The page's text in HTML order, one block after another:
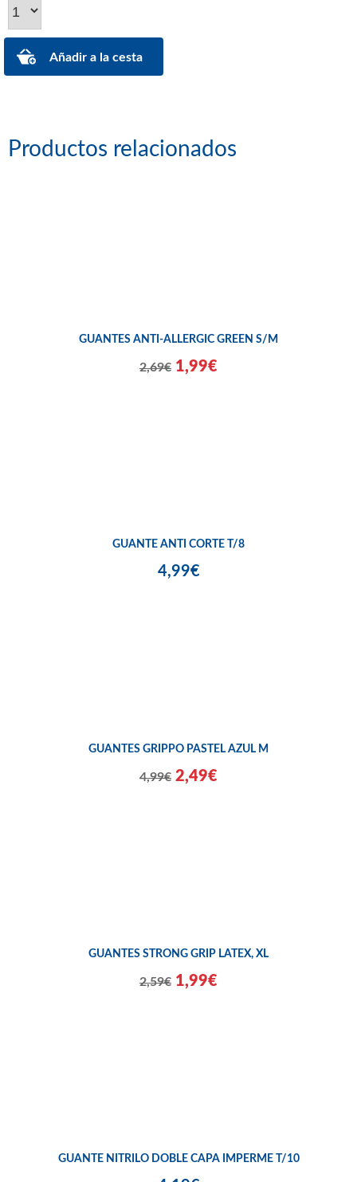
Productos relacionados
GUANTES ANTI-ALLERGIC GREEN S/M
2,69€ 1,99€
GUANTE ANTI CORTE T/8
4,99€
GUANTES GRIPPO PASTEL AZUL M
4,99€ 2,49€
GUANTES STRONG GRIP LATEX, XL
2,59€ 1,99€
GUANTE NITRILO DOBLE CAPA IMPERME T/10